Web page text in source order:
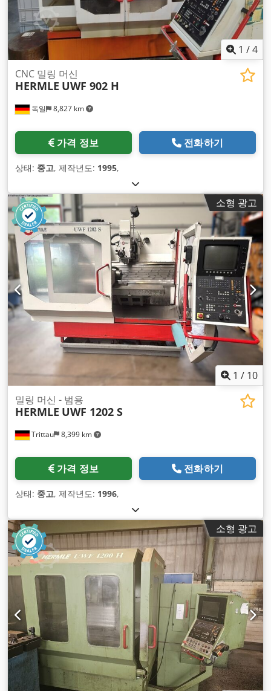
1 /4
독일 8,827 km
CNC 밀링 머신
HERMLE UWF 902 H
가격 정보 전화하기
상태: 중고, 제작년도: 1995,
소형 광고
1 / 10
Trittau 8,399 km
밀링 머신 - 범용
HERMLE UWF 1202 S
가격 정보 전화하기
상태: 중고, 제작년도: 1996,
소형 광고